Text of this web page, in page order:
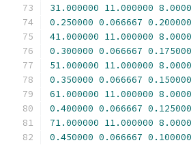
31.000000 11.000000
0.250000 0.066667 0.200000
41.000000 11.000000
0.300000 0.066667 0.175000
51.000000 11.000000
0.350000 0.066667 0.150000
61.000000 11.000000
0.400000 0.066667 0.125000
71.000000 11.000000
0.450000 0.066667 0.100000